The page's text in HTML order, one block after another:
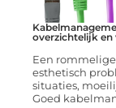
overzichtelijk en
Een
esthetisch
situaties,
Goed